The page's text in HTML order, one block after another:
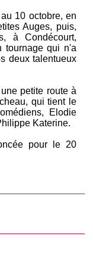
10 octobre, en
Auges, puis,
à Condécourt,
tournage qui n'a
deux talentueux
petite route à
qui tient le
Elodie
Katerine.
pour le 20